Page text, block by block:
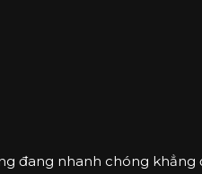
đang nhanh chóng khẳng